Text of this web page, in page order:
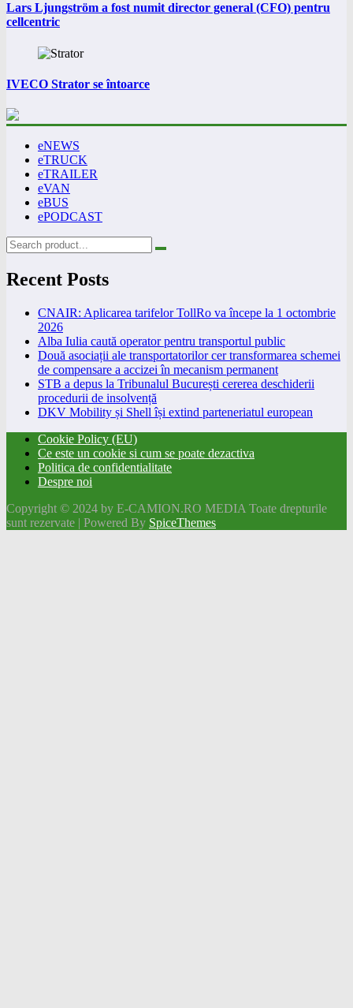
Lars Ljungström a fost numit director general (CFO) pentru
cellcentric
IVECO Strator se întoarce
eNEWS
eTRUCK
eTRAILER
eVAN
eBUS
ePODCAST
Recent Posts
CNAIR: Aplicarea tarifelor TollRo va începe la 1 octombrie
2026
Alba Iulia caută operator pentru transportul public
Două asociații ale transportatorilor cer transformarea schemei
de compensare a accizei în mecanism permanent
STB a depus la Tribunalul București cererea deschiderii
procedurii de insolvență
DKV Mobility și Shell își extind parteneriatul european
Cookie Policy (EU)
Ce este un cookie si cum se poate dezactiva
Politica de confidentialitate
Despre noi
Copyright © 2024 by E-CAMION.RO MEDIA Toate drepturile
sunt rezervate | Powered By SpiceThemes